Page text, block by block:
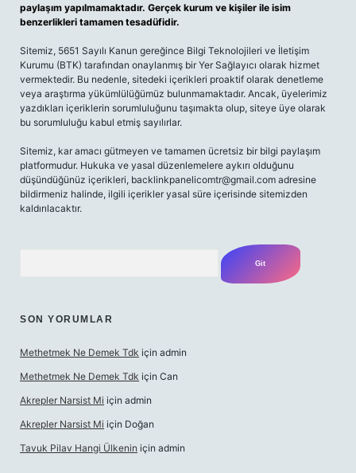
paylaşım yapılmamaktadır. Gerçek kurum ve kişiler ile isim
benzerlikleri tamamen tesadüfidir.
Sitemiz, 5651 Sayılı Kanun gereğince Bilgi Teknolojileri ve İletişim
Kurumu (BTK) tarafından onaylanmış bir Yer Sağlayıcı olarak hizmet
vermektedir. Bu nedenle, sitedeki içerikleri proaktif olarak denetleme
veya araştırma yükümlülüğümüz bulunmamaktadır. Ancak, üyelerimiz
yazdıkları içeriklerin sorumluluğunu taşımakta olup, siteye üye olarak
bu sorumluluğu kabul etmiş sayılırlar.
Sitemiz, kar amacı gütmeyen ve tamamen ücretsiz bir bilgi paylaşım
platformudur. Hukuka ve yasal düzenlemelere aykırı olduğunu
düşündüğünüz içerikleri, backlinkpanelicomtr@gmail.com adresine
bildirmeniz halinde, ilgili içerikler yasal süre içerisinde sitemizden
kaldırılacaktır.
SON YORUMLAR
Methetmek Ne Demek Tdk için admin
Methetmek Ne Demek Tdk için Can
Akrepler Narsist Mi için admin
Akrepler Narsist Mi için Doğan
Tavuk Pilav Hangi Ülkenin için admin